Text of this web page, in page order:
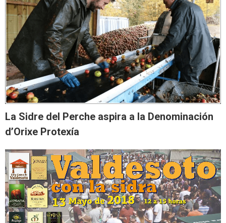
La Sidre del Perche aspira a la Denominación
d’Orixe Protexía